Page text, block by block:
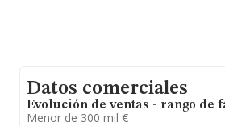
Datos comerciales
Evolución de ventas - rango de
Menor de 300 mil €